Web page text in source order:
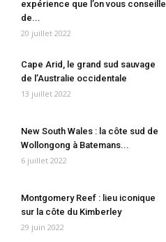
expérience que l’on vous conseille
de...
20 juillet 2022
Cape Arid, le grand sud sauvage
de l’Australie occidentale
13 juillet 2022
New South Wales : la côte sud de
Wollongong à Batemans...
6 juillet 2022
Montgomery Reef : lieu iconique
sur la côte du Kimberley
29 juin 2022